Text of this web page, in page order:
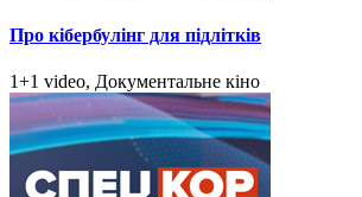
Про кібербулінг для підлітків
1+1 video, Документальне кіно